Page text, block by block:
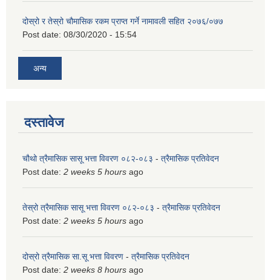
दोस्रो र तेस्रो चौमासिक रकम प्राप्त गर्ने नामावली सहित २०७६/०७७
Post date: 08/30/2020 - 15:54
अन्य
दस्तावेज
चौथो त्रैमासिक सासू भत्ता विवरण ०८२-०८३ - त्रैमासिक प्रतिवेदन
Post date: 2 weeks 5 hours ago
तेस्रो त्रैमासिक सासू भत्ता विवरण ०८२-०८३ - त्रैमासिक प्रतिवेदन
Post date: 2 weeks 5 hours ago
दोस्रो त्रैमासिक सा.सू भत्ता विवरण - त्रैमासिक प्रतिवेदन
Post date: 2 weeks 8 hours ago